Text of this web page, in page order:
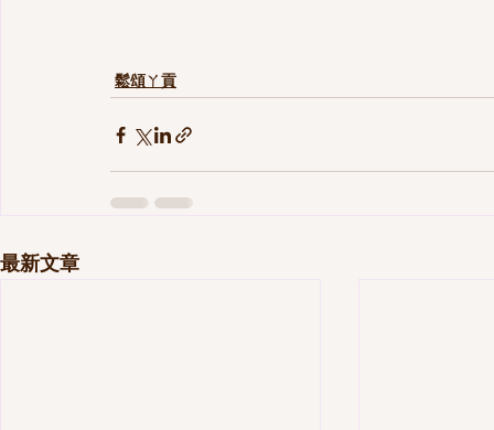
鬆頌ㄚ貢
最新文章